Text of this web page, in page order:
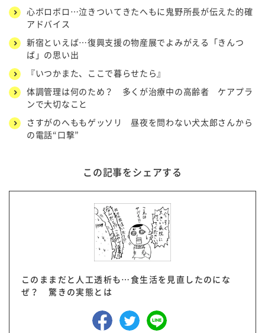
心ボロボロ…泣きついてきたへもに鬼野所長が伝えた的確
アドバイス
新宿といえば…復興支援の物産展でよみがえる「きんつ
ば」の思い出
『いつかまた、ここで暮らせたら』
体調管理は何のため？ 多くが治療中の高齢者 ケアプラ
ンで大切なこと
さすがのへももゲッソリ 昼夜を問わない犬太郎さんから
の電話“口撃”
この記事をシェアする
このままだと人工透析も…食生活を見直したのにな
ぜ？ 驚きの実態とは